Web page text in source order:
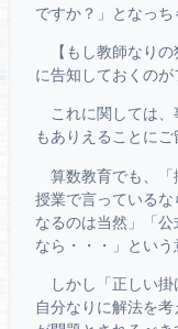
ですか？」となっち
【もし教師なりの
に告知しておくのが
これに関しては、
もありえることにご
算数教育でも、「
授業で言っている
なるのは当然」「
なら・・・」という
しかし「正しい掛
自分なりに解法を